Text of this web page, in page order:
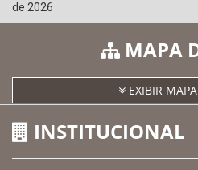
de 2026
MAPA
EXIBIR
INSTITUCIONAL